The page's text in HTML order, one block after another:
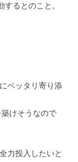
するとのこと。
ベッタリ寄り添
けそうなので
力投入したいと